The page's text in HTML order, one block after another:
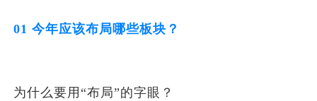
01 今年应该布局哪些板块？
为什么要用“布局”的字眼？